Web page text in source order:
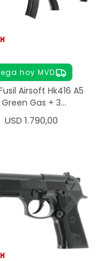
hoy MVD
Airsoft Hk416 A5
Green Gas + 3
Cargadores
USD 1.790,00